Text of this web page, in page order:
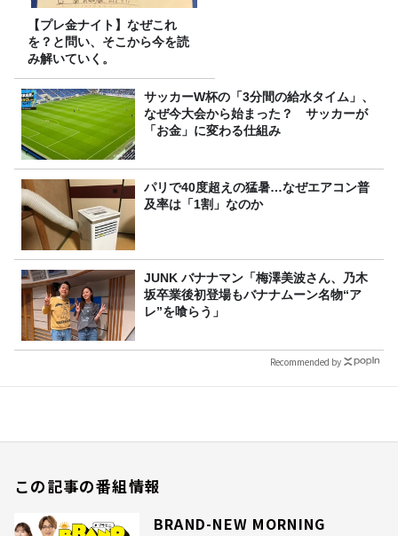
【プレ金ナイト】なぜこれ
を？と問い、そこから今を読
み解いていく。
サッカーW杯の「3分間の給水タイム」、
なぜ今大会から始まった？ サッカーが
「お金」に変わる仕組み
パリで40度超えの猛暑…なぜエアコン普
及率は「1割」なのか
JUNK バナナマン「梅澤美波さん、乃木
坂卒業後初登場もバナナムーン名物“ア
レ”を喰らう」
Recommended by
この記事の番組情報
BRAND-NEW MORNING